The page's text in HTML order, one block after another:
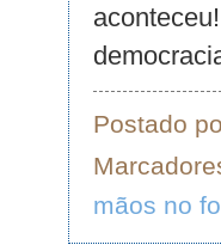
Postado
mãos no